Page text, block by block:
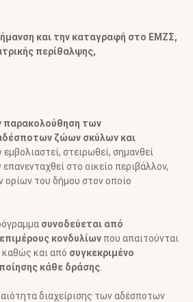
και την καταγραφή στο ΕΜΖΣ,
περίθαλψης,
παρακολούθηση των
ζώων σκύλων και
στειρωθεί, σημανθεί
στο οικείο περιβάλλον,
ορίων του δήμου στον οποίο
συνοδεύεται από
κονδυλίων που απαιτούνται
καθώς και από συγκεκριμένο
κάθε δράσης
διαχείρισης των αδέσποτων